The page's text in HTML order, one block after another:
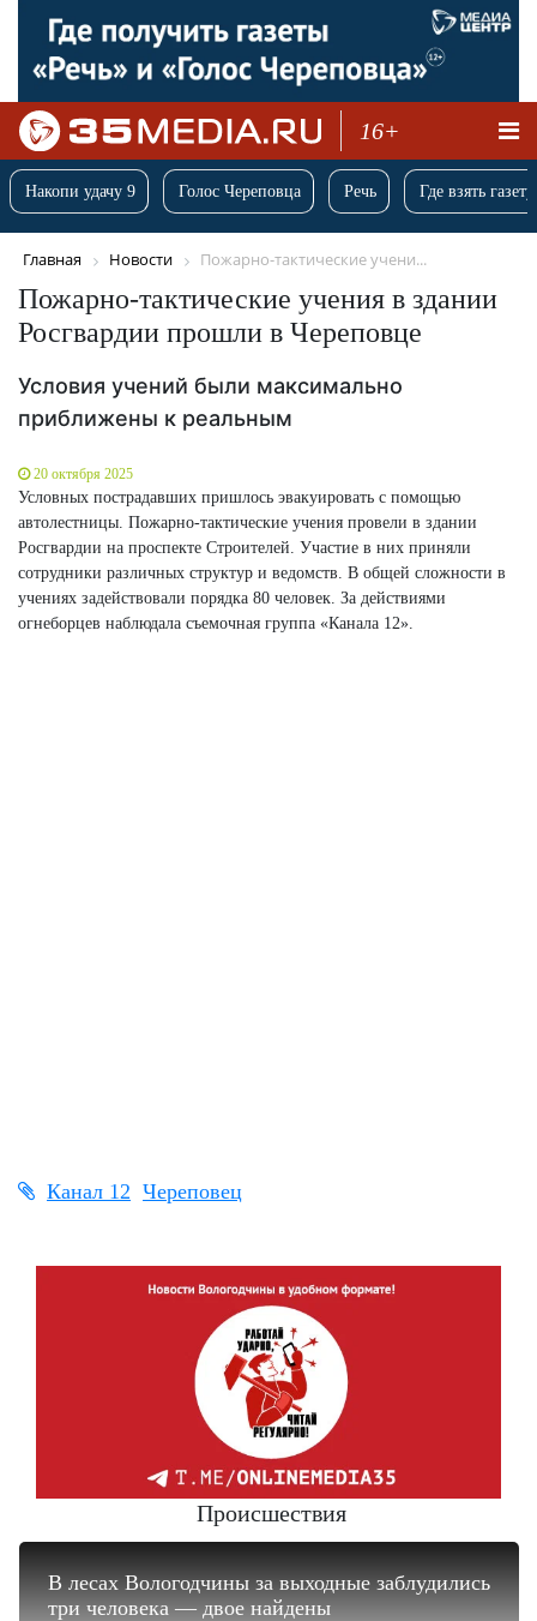
16+
Накопи удачу 9 Голос Череповца Речь Где взять
Главная Новости Пожарно-тактические учени...
Пожарно-тактические учения в здании
Росгвардии прошли в Череповце
Условия учений были максимально
приближены к реальным
20 октября 2025
Условных пострадавших пришлось эвакуировать с помощью
автолестницы. Пожарно-тактические учения провели в здании
Росгвардии на проспекте Строителей. Участие в них приняли
сотрудники различных структур и ведомств. В общей сложности в
учениях задействовали порядка 80 человек. За действиями
огнеборцев наблюдала съемочная группа «Канала 12».
Канал 12 Череповец
Происшествия
В лесах Вологодчины за выходные заблудились
три человека — двое найдены